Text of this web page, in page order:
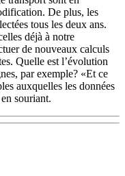
De plus, les
tous les deux ans.
déjà à notre
de nouveaux calculs
Quelle est l’évolution
par exemple? «Et ce
auxquelles les données
souriant.